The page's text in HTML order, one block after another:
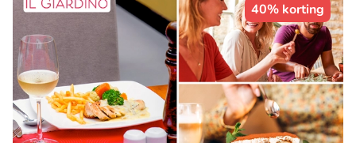
40% korting